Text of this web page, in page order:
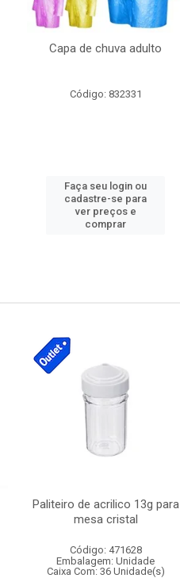
Capa de chuva adulto
Código: 832331
Faça seu login ou
cadastre-se para
ver preços e
comprar
Paliteiro de acrilico 13g para
mesa cristal
Código: 471628
Embalagem: Unidade
Caixa Com: 36 Unidade(s)